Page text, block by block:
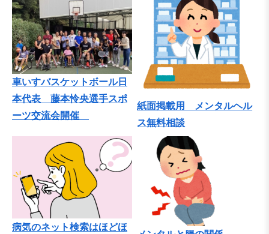
車いすバスケットボール日
本代表 藤本怜央選手スポ
ーツ交流会開催
紙面掲載用 メンタルヘル
ス無料相談
病気のネット検索はほどほ